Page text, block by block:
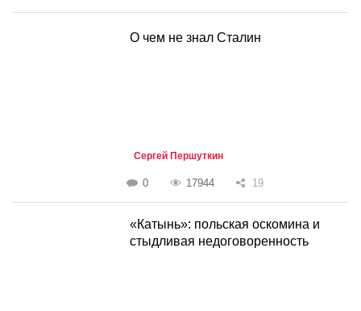
О чем не знал Сталин
Сергей Першуткин
0 17944 19
«Катынь»: польская оскомина и
стыдливая недоговоренность